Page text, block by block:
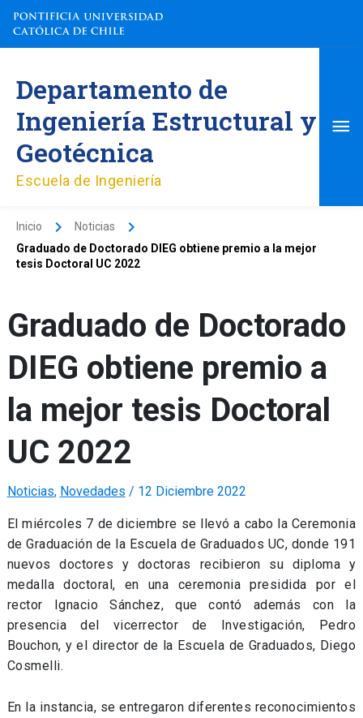
contenido
Departamento de
Ingeniería Estructural y
Geotécnica
Escuela de Ingeniería
Inicio
Noticias
Graduado de Doctorado DIEG obtiene premio a la mejor
tesis Doctoral UC 2022
Graduado de Doctorado
DIEG obtiene premio a
la mejor tesis Doctoral
UC 2022
Noticias, Novedades / 12 Diciembre 2022
El miércoles 7 de diciembre se llevó a cabo la Ceremonia
de Graduación de la Escuela de Graduados UC, donde 191
nuevos doctores y doctoras recibieron su diploma y
medalla doctoral, en una ceremonia presidida por el
rector Ignacio Sánchez, que contó además con la
presencia del vicerrector de Investigación, Pedro
Bouchon, y el director de la Escuela de Graduados, Diego
Cosmelli.
En la instancia, se entregaron diferentes reconocimientos